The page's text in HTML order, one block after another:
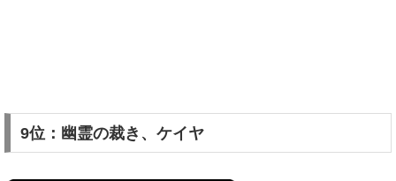
9位：幽霊の裁き、ケイヤ